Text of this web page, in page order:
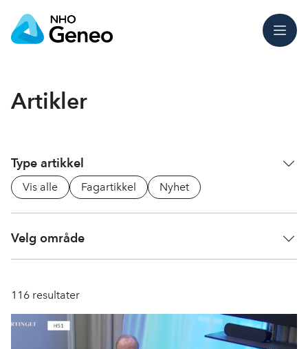
Meny
Artikler
Type artikkel
Vis alle Fagartikkel Nyhet
Velg område
116 resultater